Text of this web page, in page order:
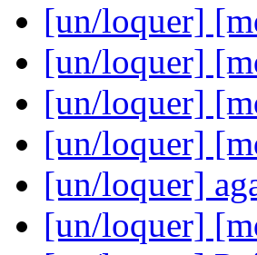
[un/loquer]
[un/loquer]
[un/loquer]
[un/loquer]
[un/loquer]
[un/loquer]